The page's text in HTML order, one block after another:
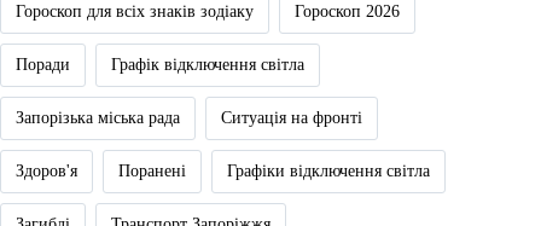
Гороскоп для всіх знаків зодіаку Гороскоп 2026
Поради Графік відключення світла
Запорізька міська рада Ситуація на фронті
Здоров'я Поранені Графіки відключення світла